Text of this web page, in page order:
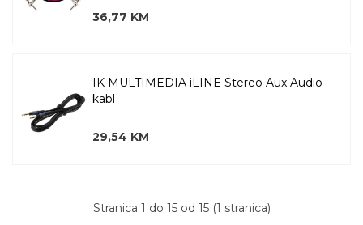
36,77 KM
IK MULTIMEDIA iLINE Stereo Aux Audio
kabl
29,54 KM
Stranica 1 do 15 od 15 (1 stranica)